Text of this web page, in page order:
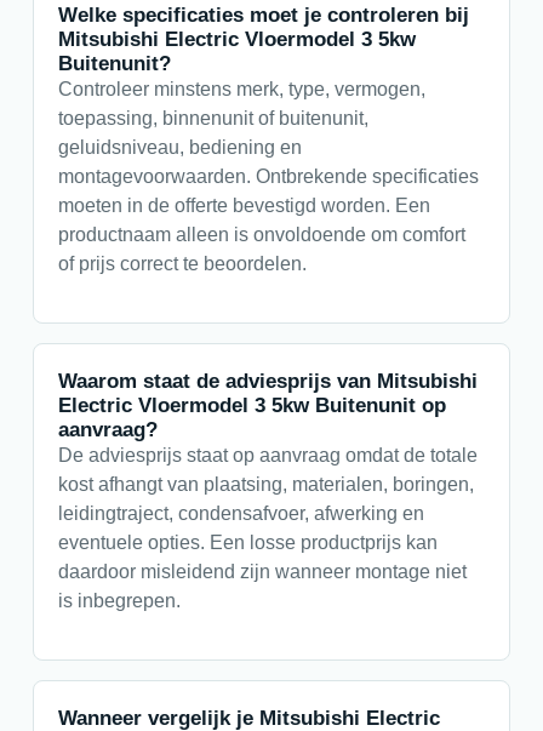
Welke specificaties moet je controleren bij
Mitsubishi Electric Vloermodel 3 5kw
Buitenunit?
Controleer minstens merk, type, vermogen,
toepassing, binnenunit of buitenunit,
geluidsniveau, bediening en
montagevoorwaarden. Ontbrekende specificaties
moeten in de offerte bevestigd worden. Een
productnaam alleen is onvoldoende om comfort
of prijs correct te beoordelen.
Waarom staat de adviesprijs van Mitsubishi
Electric Vloermodel 3 5kw Buitenunit op
aanvraag?
De adviesprijs staat op aanvraag omdat de totale
kost afhangt van plaatsing, materialen, boringen,
leidingtraject, condensafvoer, afwerking en
eventuele opties. Een losse productprijs kan
daardoor misleidend zijn wanneer montage niet
is inbegrepen.
Wanneer vergelijk je Mitsubishi Electric